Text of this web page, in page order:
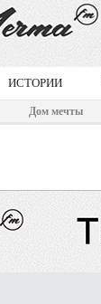
ИСТОРИИ
Дом мечты